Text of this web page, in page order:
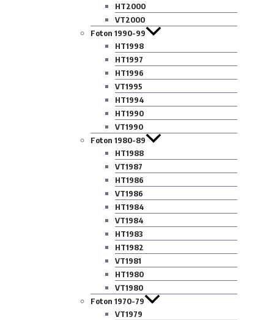
HT2000
VT2000
Foton 1990-99
HT1998
HT1997
HT1996
VT1995
HT1994
HT1990
VT1990
Foton 1980-89
HT1988
VT1987
HT1986
VT1986
HT1984
VT1984
HT1983
HT1982
VT1981
HT1980
VT1980
Foton 1970-79
VT1979